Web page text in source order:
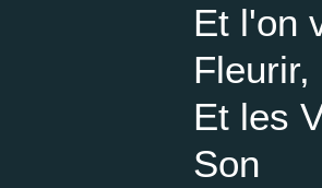
Et l'on
Et les
Son